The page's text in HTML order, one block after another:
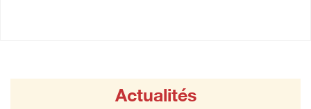
Actualités